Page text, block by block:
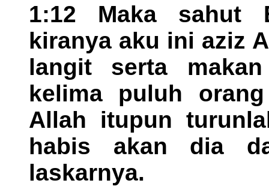
1:12 Maka sahut
kiranya aku ini aziz
langit serta
kelima puluh
Allah itupun
habis akan dia
laskarnya.